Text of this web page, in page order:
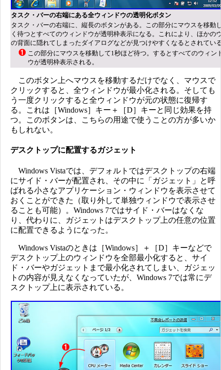
タスク・バーの右端にある全ウィンドウの透明化ボタン
タスク・バーの右端に、縦長のボタンがある。この部分にマウスを移動
く待つとすべてのウィンドウが透明枠表示になる。これにより、ほかの
の背面に隠れてしまったダイアログなどが見つけやすくなるとされてい
この部分にマウスを移動して1秒ほど待つ。するとすべてのウィン
ウが透明枠表示される。
このボタン上へマウスを移動するだけでなく、マウスで
クリックすると、全ウィンドウが最小化される。そしても
う一度クリックすると全ウィンドウが元の状態に復帰す
る。これは［Windows］キー＋［D］キーと同じ効果を持
つ。このボタンは、こちらの用途で使うことの方が多いか
もしれない。
デスクトップに配置するガジェット
Windows Vistaでは、デフォルトではデスクトップの右端
にサイド・バーが配置され、その中に「ガジェット」と呼
ばれる小さなアプリケーション・ウィンドウを表示させて
おくことができた（取り外して単独ウィンドウで表示させ
ることも可能）。Windows 7ではサイド・バーはなくな
り、代わりに、ガジェットはデスクトップ上の任意の位置
に配置できるようになった。
Windows Vistaのときは［Windows］＋［D］キーなどで
デスクトップ上のウィンドウを全部最小化すると、サイ
ド・バーやガジェットまで最小化されてしまい、ガジェッ
トの内容が見えなくなっていたが、Windows 7では常にデ
スクトップ上に表示されている。